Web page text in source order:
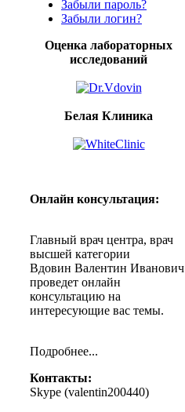
Забыли пароль?
Забыли логин?
Оценка лабораторных
исследований
Белая Клиника
Онлайн консультация:
Главный врач центра, врач
высшей категории
Вдовин Валентин Иванович
проведет онлайн
консультацию на
интересующие вас темы.
Подробнее...
Контакты:
Skype (valentin200440)